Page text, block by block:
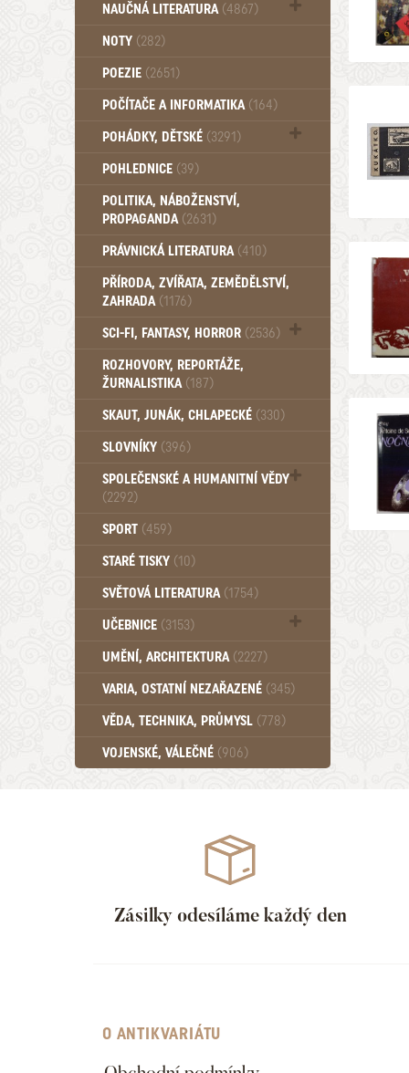
NAUČNÁ LITERATURA (4867)
Zdraví a zdraví životní styl (510)
NOTY (282)
POEZIE (2651)
POČÍTAČE A INFORMATIKA (164)
POHÁDKY, DĚTSKÉ (3291)
Pro děti a mládež (2887)
Pohádky, Dětské - Od roku 1949 (257)
POHLEDNICE (39)
POLITIKA, NÁBOŽENSTVÍ,
PROPAGANDA (2631)
PRÁVNICKÁ LITERATURA (410)
PŘÍRODA, ZVÍŘATA, ZEMĚDĚLSTVÍ,
ZAHRADA (1176)
SCI-FI, FANTASY, HORROR (2536)
UFO (14)
ROZHOVORY, REPORTÁŽE,
ŽURNALISTIKA (187)
SKAUT, JUNÁK, CHLAPECKÉ (330)
SLOVNÍKY (396)
SPOLEČENSKÉ A HUMANITNÍ VĚDY
(2292)
Pedagogika (191)
Psychologie a osobní rozvoj (761)
SPORT (459)
STARÉ TISKY (10)
SVĚTOVÁ LITERATURA (1754)
UČEBNICE (3153)
Učebnice - Jazykové (1297)
Učebnice - VŠ (259)
Učebnice - ZŠ (556)
Učebnice - Ostatní (499)
UMĚNÍ, ARCHITEKTURA (2227)
VARIA, OSTATNÍ NEZAŘAZENÉ (345)
VĚDA, TECHNIKA, PRŮMYSL (778)
VOJENSKÉ, VÁLEČNÉ (906)
Zásilky odesíláme každý den
O ANTIKVARIÁTU